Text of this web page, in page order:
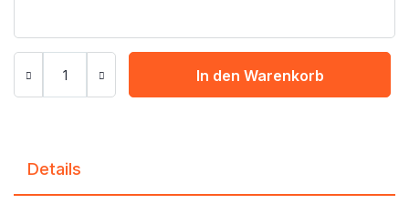
In den Warenkorb
Details